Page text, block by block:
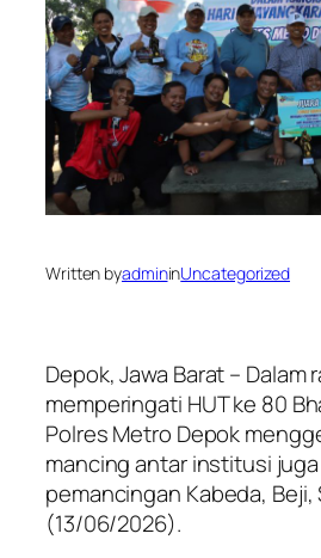
Written byadmininUncategorized
Depok, Jawa Barat – Dalam
memperingati HUT ke 80
Polres Metro Depok
mancing antar institusi
pemancingan Kabeda, Beji,
(13/06/2026).